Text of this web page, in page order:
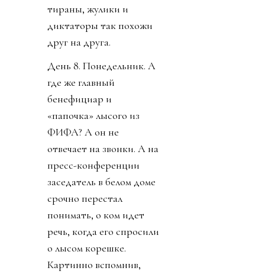
тираны, жулики и
диктаторы так похожи
друг на друга.
День 8. Понедельник. А
где же главный
бенефициар и
«папочка» лысого из
ФИФА? А он не
отвечает на звонки. А на
пресс-конференции
заседатель в белом доме
срочно перестал
понимать, о ком идет
речь, когда его спросили
о лысом корешке.
Картинно вспомнив,